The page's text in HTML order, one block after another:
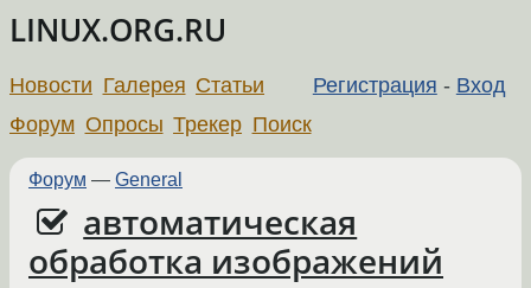
LINUX.ORG.RU
Регистрация - Вход
Новости Галерея Статьи
Форум Опросы Трекер Поиск
Форум — General
автоматическая
обработка изображений